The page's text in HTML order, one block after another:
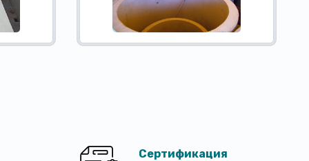
Сертификация